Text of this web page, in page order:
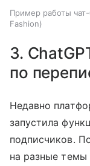
Пример работы
Fashion
3.
по
Недавно
запустила
подписчиков.
на разные